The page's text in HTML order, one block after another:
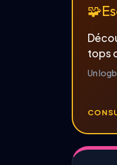
🧩
tops
Un